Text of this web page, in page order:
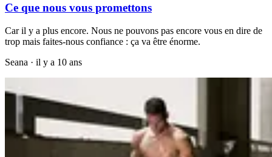
Ce que nous vous promettons
Car il y a plus encore. Nous ne pouvons pas encore vous en dire de
trop mais faites-nous confiance : ça va être énorme.
Seana · il y a 10 ans